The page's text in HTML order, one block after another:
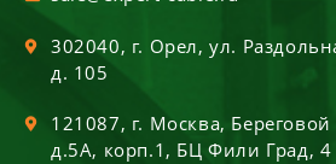
302040, г. Орел,ул.
д. 105
121087, г. Москва, Береговой
д.5А, корп.1, БЦ Фили Град, 4